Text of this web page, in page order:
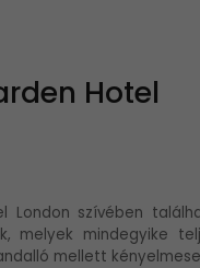
Hotel
London szívében
melyek mindegyike
mellett